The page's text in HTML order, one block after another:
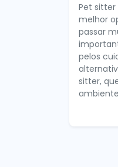
Pet sitter
melhor
passar
pelos
sitter,